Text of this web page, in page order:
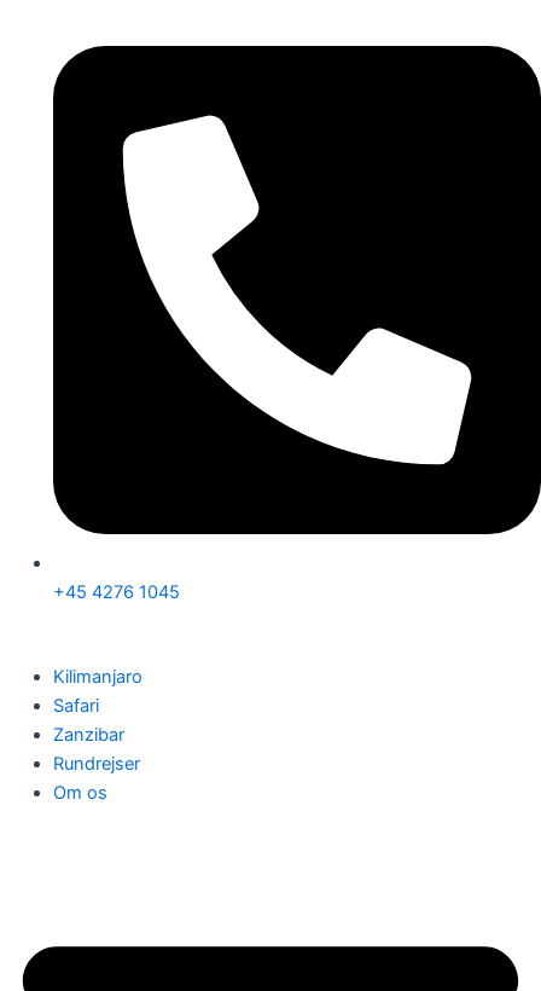
+45 4276 1045
Kilimanjaro
Safari
Zanzibar
Rundrejser
Om os